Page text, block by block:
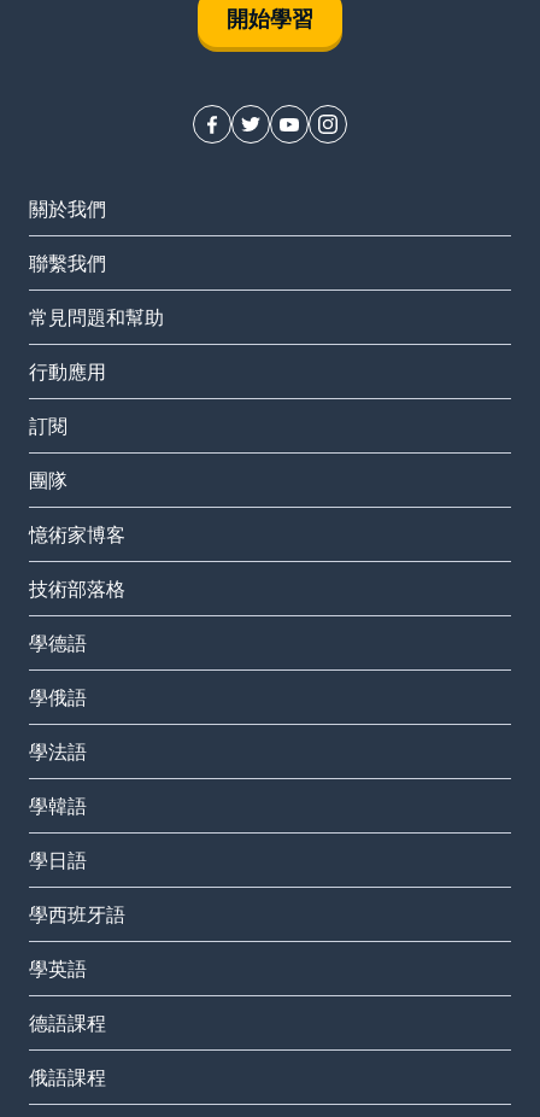
開始學習
關於我們
聯繫我們
常見問題和幫助
行動應用
訂閱
團隊
憶術家博客
技術部落格
學德語
學俄語
學法語
學韓語
學日語
學西班牙語
學英語
德語課程
俄語課程